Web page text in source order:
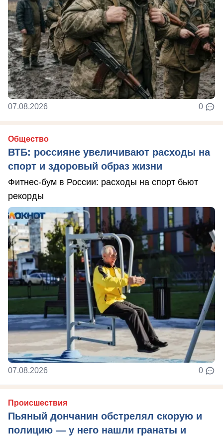
07.08.2026 0
Общество
ВТБ: россияне увеличивают расходы на
спорт и здоровый образ жизни
Фитнес-бум в России: расходы на спорт бьют
рекорды
07.08.2026 0
Происшествия
Пьяный дончанин обстрелял скорую и
полицию — у него нашли гранаты и